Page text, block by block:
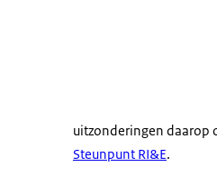
uitzonderingen daarop
Steunpunt RI&E.